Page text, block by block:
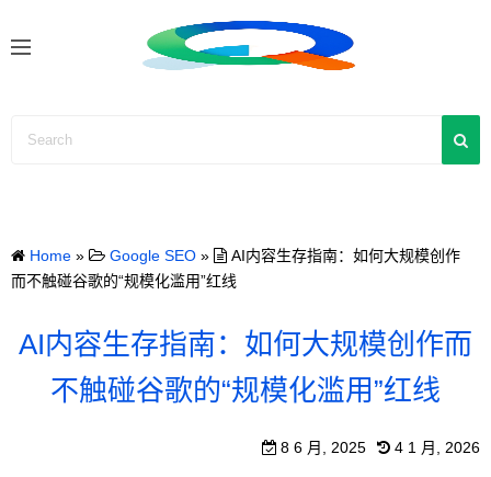
Home » Google SEO »
AI内容生存指南：如何大规模创作
而不触碰谷歌的“规模化滥用”红线
AI内容生存指南：如何大规模创作而
不触碰谷歌的“规模化滥用”红线
8 6 月, 2025 4 1 月, 2026